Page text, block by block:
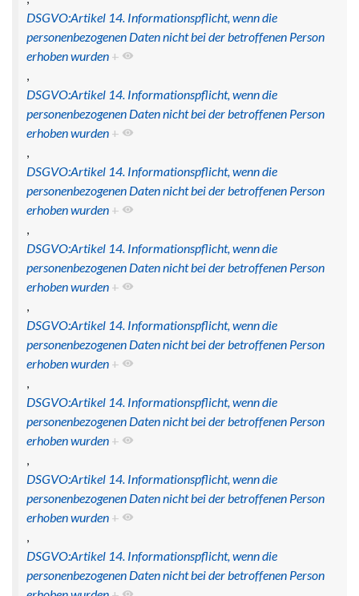
DSGVO:Artikel 14. Informationspflicht, wenn die
personenbezogenen Daten nicht bei der betroffenen Person
erhoben wurden +
,
DSGVO:Artikel 14. Informationspflicht, wenn die
personenbezogenen Daten nicht bei der betroffenen Person
erhoben wurden +
,
DSGVO:Artikel 14. Informationspflicht, wenn die
personenbezogenen Daten nicht bei der betroffenen Person
erhoben wurden +
,
DSGVO:Artikel 14. Informationspflicht, wenn die
personenbezogenen Daten nicht bei der betroffenen Person
erhoben wurden +
,
DSGVO:Artikel 14. Informationspflicht, wenn die
personenbezogenen Daten nicht bei der betroffenen Person
erhoben wurden +
,
DSGVO:Artikel 14. Informationspflicht, wenn die
personenbezogenen Daten nicht bei der betroffenen Person
erhoben wurden +
,
DSGVO:Artikel 14. Informationspflicht, wenn die
personenbezogenen Daten nicht bei der betroffenen Person
erhoben wurden +
,
DSGVO:Artikel 14. Informationspflicht, wenn die
personenbezogenen Daten nicht bei der betroffenen Person